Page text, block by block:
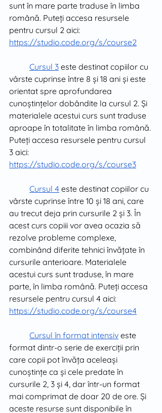
sunt în mare parte traduse în limba
română. Puteți accesa resursele
pentru cursul 2 aici:
https://studio.code.org/s/course2
Cursul 3 este destinat copiilor cu
vârste cuprinse între 8 și 18 ani și este
orientat spre aprofundarea
cunoștințelor dobândite la cursul 2. Și
materialele acestui curs sunt traduse
aproape în totalitate în limba română.
Puteți accesa resursele pentru cursul
3 aici:
https://studio.code.org/s/course3
Cursul 4 este destinat copiilor cu
vârste cuprinse între 10 și 18 ani, care
au trecut deja prin cursurile 2 și 3. În
acest curs copiii vor avea ocazia să
rezolve probleme complexe,
combinând diferite tehnici învățate în
cursurile anterioare. Materialele
acestui curs sunt traduse, în mare
parte, în limba română. Puteți accesa
resursele pentru cursul 4 aici:
https://studio.code.org/s/course4
Cursul în format intensiv este
format dintr-o serie de exerciții prin
care copii pot învăța aceleași
cunoștințe ca și cele predate în
cursurile 2, 3 și 4, dar într-un format
mai comprimat de doar 20 de ore. Și
aceste resurse sunt disponibile în